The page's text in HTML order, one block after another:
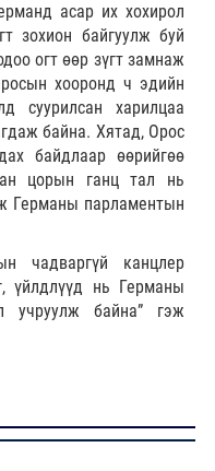
асар их хохирол
зохион байгуулж буй
огт өөр зүгт замнаж
хооронд ч эдийн
суурилсан харилцаа
байна. Хятад, Орос
байдлаар өөрийгөө
цорын ганц тал нь
Германы парламентын
чадваргүй канцлер
үйлдлүүд нь Германы
учруулж байна” гэж